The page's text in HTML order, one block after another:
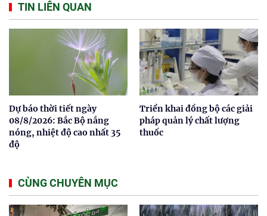
TIN LIÊN QUAN
Dự báo thời tiết ngày
08/8/2026: Bắc Bộ nắng
nóng, nhiệt độ cao nhất 35
độ
Triển khai đồng bộ các giải
pháp quản lý chất lượng
thuốc
CÙNG CHUYÊN MỤC